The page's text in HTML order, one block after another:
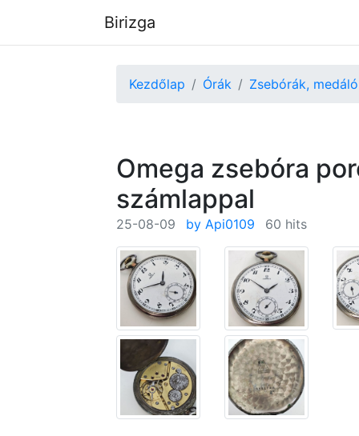
Birizga
Kezdőlap Órák Zsebórák,
Omega zsebóra
számlappal
25-08-09 by Api0109 60 hits